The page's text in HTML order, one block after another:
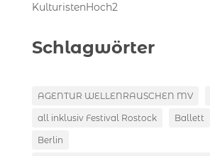
KulturistenHoch2
Schlagwörter
AGENTUR WELLENRAUSCHEN MV
all inklusiv Festival Rostock Ballett
Berlin